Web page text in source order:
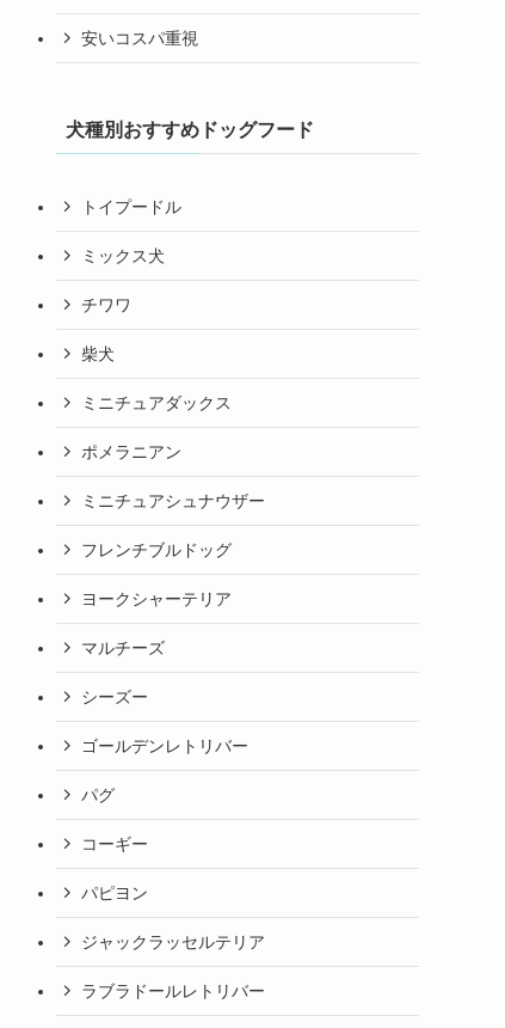
安いコスパ重視
犬種別おすすめドッグフード
トイプードル
ミックス犬
チワワ
柴犬
ミニチュアダックス
ポメラニアン
ミニチュアシュナウザー
フレンチブルドッグ
ヨークシャーテリア
マルチーズ
シーズー
ゴールデンレトリバー
パグ
コーギー
パピヨン
ジャックラッセルテリア
ラブラドールレトリバー